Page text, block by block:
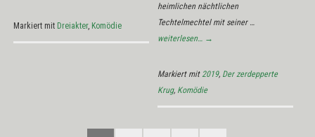
Markiert mit Dreiakter, Komödie
heimlichen nächtlichen
Techtelmechtel mit seiner …
weiterlesen… →
Markiert mit2019, Der zerdepperte
Krug, Komödie